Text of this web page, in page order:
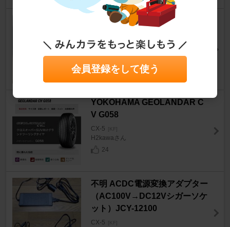
TOYO TIRES PROXES Comfo
CX-5 [KF]
shouziさん
28
YOKOHAMA GEOLANDAR C
V G058
CX-5 [KF]
H2kawaさん
24
不明 ACDC電源変換アダプター
（AC100V→DC12Vシガーソケ
ット）JCY-12100
CX-5 [KF]
会員登録をして使う